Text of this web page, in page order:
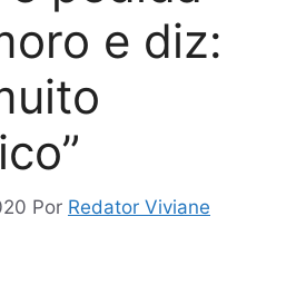
e diz:
Por Redator Viviane